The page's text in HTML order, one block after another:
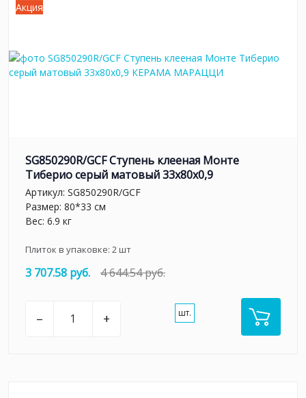
Акция
SG850290R/GCF Ступень клееная Монте
Тиберио серый матовый 33x80x0,9
Артикул: SG850290R/GCF
Размер: 80*33 см
Вес: 6.9 кг
Плиток в упаковке: 2шт
3 707.58 руб. 4 644.54 руб.
– + шт.